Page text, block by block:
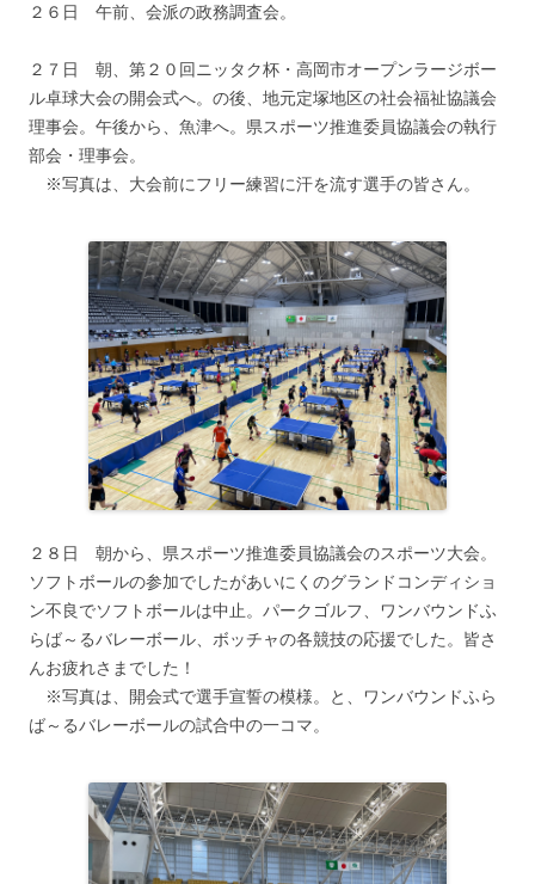
２６日 午前、会派の政務調査会。
２７日 朝、第２０回ニッタク杯・高岡市オープンラージボー
ル卓球大会の開会式へ。の後、地元定塚地区の社会福祉協議会
理事会。午後から、魚津へ。県スポーツ推進委員協議会の執行
部会・理事会。
※写真は、大会前にフリー練習に汗を流す選手の皆さん。
２８日 朝から、県スポーツ推進委員協議会のスポーツ大会。
ソフトボールの参加でしたがあいにくのグランドコンディショ
ン不良でソフトボールは中止。パークゴルフ、ワンバウンドふ
らば～るバレーボール、ボッチャの各競技の応援でした。皆さ
んお疲れさまでした！
※写真は、開会式で選手宣誓の模様。と、ワンバウンドふら
ば～るバレーボールの試合中の一コマ。